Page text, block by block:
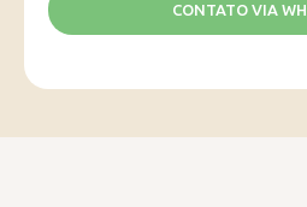
CONTATO VIA